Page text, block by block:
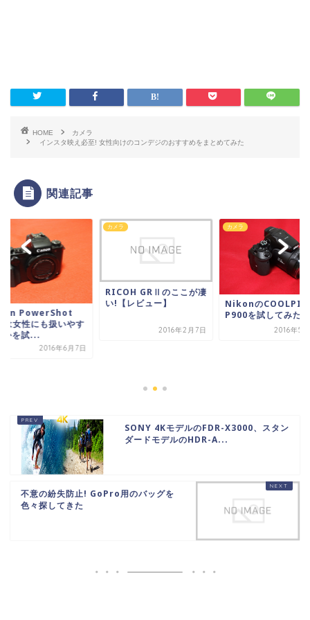
HOME
カメラ
インスタ映え必至! 女性向けのコンデジのおすすめをまとめてみた
関連記事
PowerShot
は女性にも扱いやす
かを試...
2016年6月7日
カメラ
RICOH GRⅡのここが凄
い!【レビュー】
2016年2月7日
カメラ
NikonのCOOLPIX
P900を試してみた
2016年5
SONY 4KモデルのFDR-X3000、スタン
ダードモデルのHDR-A...
不意の紛失防止! GoPro用のバッグを
色々探してきた